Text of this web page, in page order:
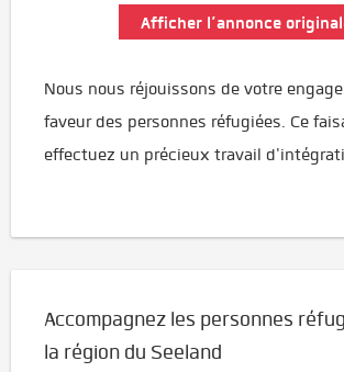
Afficher l’annonce
Nous nous réjouissons de votre
faveur des personnes réfugiées. Ce
effectuez un précieux travail
Accompagnez les personnes
la région du Seeland